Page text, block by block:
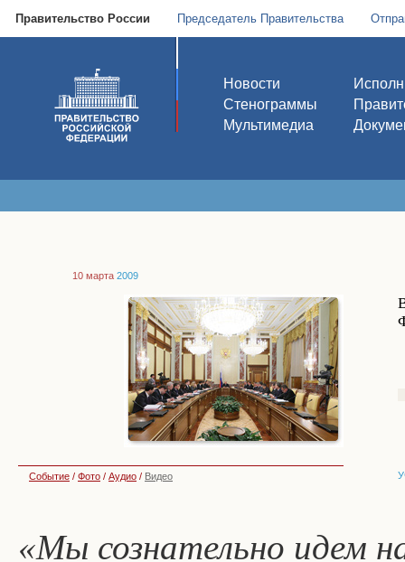
Правительство России Председатель Правительства
Новости
Стенограммы
Мультимедиа
10 марта 2009
Событие / Фото / Аудио / Видео
«Мы сознательно идем